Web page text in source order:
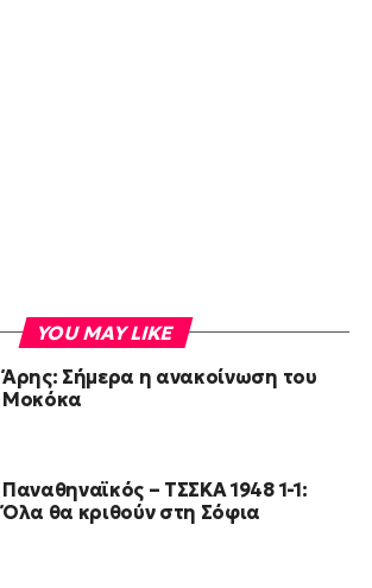
YOU MAY LIKE
Άρης: Σήμερα η ανακοίνωση του
Μοκόκα
Παναθηναϊκός – ΤΣΣΚΑ 1948 1-1:
Όλα θα κριθούν στη Σόφια